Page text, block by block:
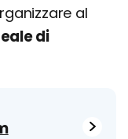
al
di